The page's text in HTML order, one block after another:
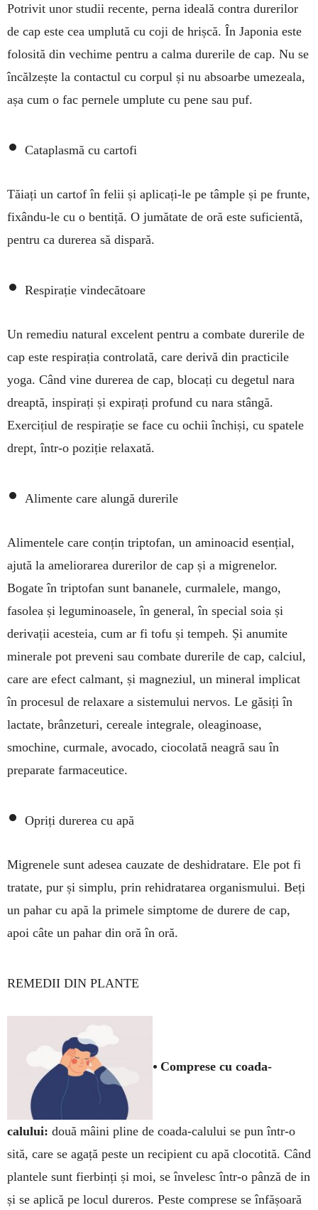
Potrivit unor studii recente, perna ideală contra durerilor
de cap este cea umplută cu coji de hrișcă. În Japonia este
folosită din vechime pentru a calma durerile de cap. Nu se
încălzește la contactul cu corpul și nu absoarbe umezeala,
așa cum o fac pernele umplute cu pene sau puf.
• Cataplasmă cu cartofi
Tăiați un cartof în felii și aplicați-le pe tâmple și pe frunte,
fixându-le cu o bentiță. O jumătate de oră este suficientă,
pentru ca durerea să dispară.
• Respirație vindecătoare
Un remediu natural excelent pentru a combate durerile de
cap este respirația controlată, care de­rivă din practicile
yoga. Când vine durerea de cap, blocați cu degetul nara
dreaptă, inspirați și ex­pirați profund cu nara stângă.
Exercițiul de res­pirație se face cu ochii închiși, cu spatele
drept, într-o poziție relaxată.
• Alimente care alungă durerile
Alimentele care conțin triptofan, un aminoacid esen­țial,
ajută la ameliorarea durerilor de cap și a migrenelor.
Bogate în triptofan sunt bananele, curmalele, mango,
fasolea și leguminoasele, în ge­neral, în special soia și
derivații acesteia, cum ar fi tofu și tempeh. Și anumite
minerale pot preveni sau combate durerile de cap, calciul,
care are efect calmant, și magneziul, un mineral implicat
în pro­cesul de relaxare a sistemului nervos. Le găsiți în
lac­tate, brânzeturi, cereale integrale, oleaginoase,
smochine, curmale, avocado, ciocolată neagră sau în
preparate farmaceutice.
• Opriți durerea cu apă
Migrenele sunt adesea cauzate de deshidratare. Ele pot fi
tratate, pur și simplu, prin rehidratarea organismului. Beți
un pahar cu apă la primele simptome de durere de cap,
apoi câte un pahar din oră în oră.
REMEDII DIN PLANTE
• Comprese cu coada-
calului: două mâini pline de coada-calului se pun într-o
sită, care se agață peste un re­ci­­pient cu apă clocotită. Când
plantele sunt fierbinți și moi, se învelesc într-o pân­ză de in
și se aplică pe locul du­reros. Peste com­prese se înfășoară